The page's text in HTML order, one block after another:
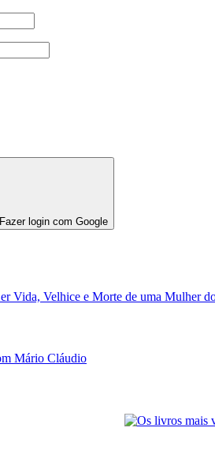
Fazer login com Google